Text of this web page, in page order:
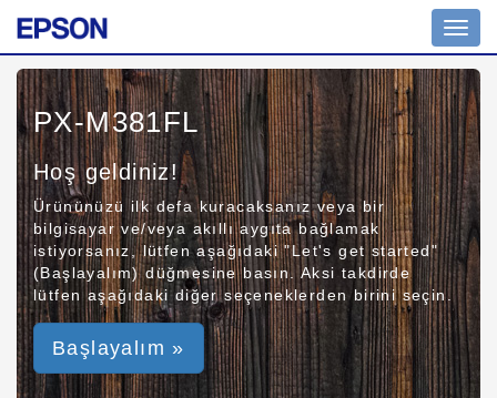
PX-M381FL
Hoş geldiniz!
Ürününüzü ilk defa kuracaksanız veya bir
bilgisayar ve/veya akıllı aygıta bağlamak
istiyorsanız, lütfen aşağıdaki "Let's get started"
(Başlayalım) düğmesine basın. Aksi takdirde
lütfen aşağıdaki diğer seçeneklerden birini seçin.
Başlayalım »